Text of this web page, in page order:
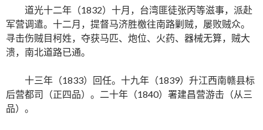
道光十二年（1832）十月，台湾匪徒张丙等滋事，派赴
军营调遣。十二月，提督马济胜檄往南路剿贼，屡败贼众。
寻击伤贼目柯姓，夺获马匹、炮位、火药、器械无算，贼大
溃，南北道路已通。
十三年（1833）回任。十九年（1839）升江西南赣县标
后营都司（正四品）。二十年（1840）署建昌营游击（从三
品）。